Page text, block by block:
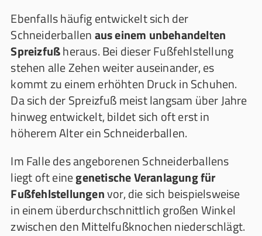
Ebenfalls häufig entwickelt sich der
Schneiderballenaus einem unbehandelten
Spreizfußheraus. Bei dieser Fußfehlstellung
stehen alle Zehen weiter auseinander, es
kommt zu einem erhöhten Druck in Schuhen.
Da sich der Spreizfuß meist langsam über Jahre
hinweg entwickelt, bildet sich oft erst in
höherem Alter ein Schneiderballen.
Im Falle des angeborenen Schneiderballens
liegt oft einegenetische Veranlagung für
Fußfehlstellungenvor, die sich beispielsweise
in einem überdurchschnittlich großen Winkel
zwischen den Mittelfußknochen niederschlägt.